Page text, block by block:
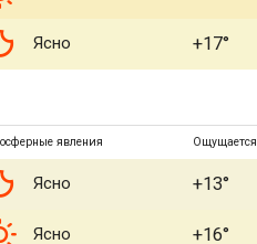
Ясно +17°
явления Ощущается
Ясно +13°
Ясно +16°